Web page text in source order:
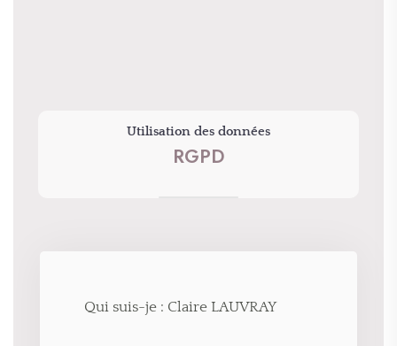
Utilisation des données
RGPD
Qui suis-je : Claire LAUVRAY